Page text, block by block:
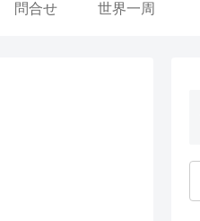
問合せ 世界一周